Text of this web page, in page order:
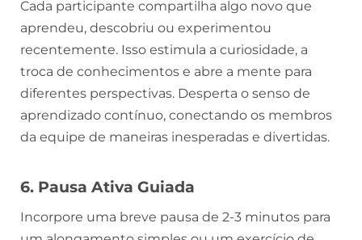
Cada participante compartilha algo novo que
aprendeu, descobriu ou experimentou
recentemente. Isso estimula a curiosidade, a
troca de conhecimentos e abre a mente para
diferentes perspectivas. Desperta o senso de
aprendizado contínuo, conectando os membros
da equipe de maneiras inesperadas e divertidas.
6. Pausa Ativa Guiada
Incorpore uma breve pausa de 2-3 minutos para